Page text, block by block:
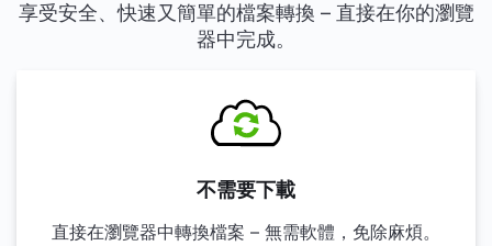
享受安全、快速又簡單的檔案轉換 – 直接在你的瀏覽
器中完成。
不需要下載
直接在瀏覽器中轉換檔案 – 無需軟體，免除麻煩。